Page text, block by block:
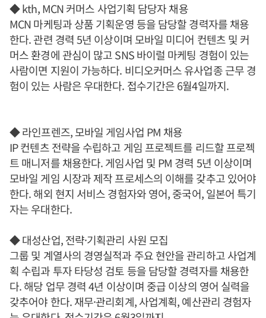
◆ kth, MCN 커머스 사업기획 담당자 채용
MCN 마케팅과 상품 기획운영 등을 담당할 경력자를 채용
한다. 관련 경력 5년 이상이며 모바일 미디어 컨텐츠 및 커
머스 환경에 관심이 많고 SNS 바이럴 마케팅 경험이 있는
사람이면 지원이 가능하다. 비디오커머스 유사업종 근무 경
험이 있는 사람은 우대한다. 접수기간은 6월4일까지.
◆ 라인프렌즈, 모바일 게임사업 PM 채용
IP 컨텐츠 전략을 수립하고 게임 프로젝트를 리드할 프로젝
트 매니저를 채용한다. 게임사업 및 PM 경력 5년 이상이며
모바일 게임 시장과 제작 프로세스의 이해를 갖추고 있어야
한다. 해외 현지 서비스 경험자와 영어, 중국어, 일본어 특기
자는 우대한다.
◆ 대성산업, 전략·기획관리 사원 모집
그룹 및 계열사의 경영실적과 주요 현안을 관리하고 사업계
획 수립과 투자 타당성 검토 등을 담당할 경력자를 채용한
다. 해당 업무 경력 4년 이상이며 중급 이상의 영어 실력을
갖추어야 한다. 재무·관리회계, 사업계획, 예산관리 경험자